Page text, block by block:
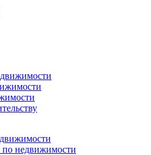
по недвижимости